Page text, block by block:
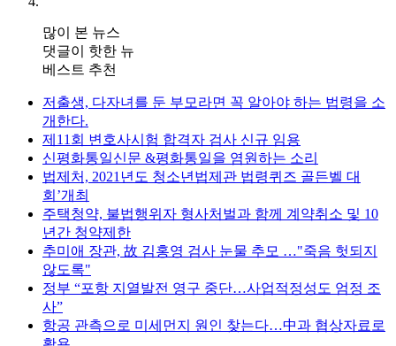
많이 본 뉴스
댓글이 핫한 뉴
베스트 추천
저출생, 다자녀를 둔 부모라면 꼭 알아야 하는 법령을 소
개한다.
제11회 변호사시험 합격자 검사 신규 임용
신평화통일신문 &평화통일을 염원하는 소리
법제처, 2021년도 청소년법제관 법령퀴즈 골든벨 대
회’개최
주택청약, 불법행위자 형사처벌과 함께 계약취소 및 10
년간 청약제한
추미애 장관, 故 김홍영 검사 눈물 추모 …"죽음 헛되지
않도록"
정부 “포항 지열발전 영구 중단…사업적정성도 엄정 조
사”
항공 관측으로 미세먼지 원인 찾는다…中과 협상자료로